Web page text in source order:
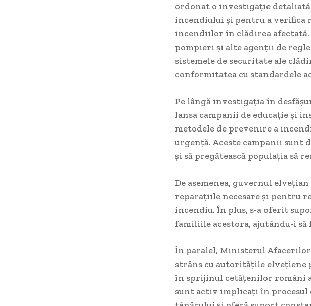
ordonat o investigație
incendiului și pentru a verifica
incendiilor în clădirea
pompieri și alte agenții de
sistemele de securitate ale
conformitatea cu standardele
Pe lângă investigația în
lansa campanii de educație și
metodele de prevenire a
urgență. Aceste campanii sunt
și să pregătească populația să
De asemenea, guvernul
reparațiile necesare și pentru
incendiu. În plus, s-a oferit
familiile acestora, ajutându-i
În paralel, Ministerul Afacerilor
strâns cu autoritățile elvețiene
în sprijinul cetățenilor români
sunt activ implicați în